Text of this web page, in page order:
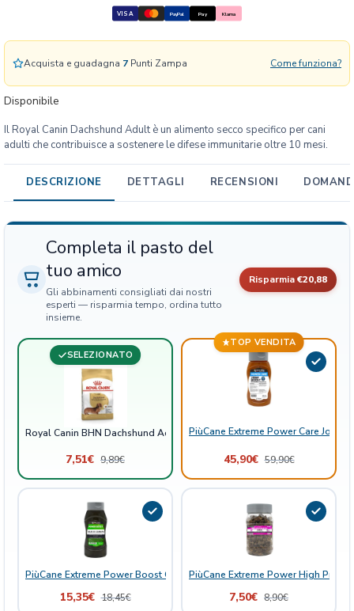
Disponibile
Il Royal Canin Dachshund Adult è un alimento secco specifico per cani
adulti che contribuisce a sostenere le difese immunitarie oltre 10 mesi.
a
c
s
u
n
d
A
d
t
q
u
a
n
t
Acquista e guadagna 7 Punti Zampa Come funziona?
VISA PayPal Pay Klarna
DESCRIZIONE DETTAGLI RECENSIONI
Completa il pasto del
tuo amico
Gli abbinamenti consigliati dai nostri
esperti — risparmia tempo, ordina tutto
insieme.
Risparmia€20,88
SELEZIONATO
Royal Canin BHN Dachshund Adult
7,51€ 9,89€
TOP VENDITA
PiùCane Extreme Power Care Joint
45,90€ 59,90€
PiùCane Extreme Power Boost Olio di Canapa
15,35€ 18,45€
PiùCane Extreme Power High
7,50€ 8,90€